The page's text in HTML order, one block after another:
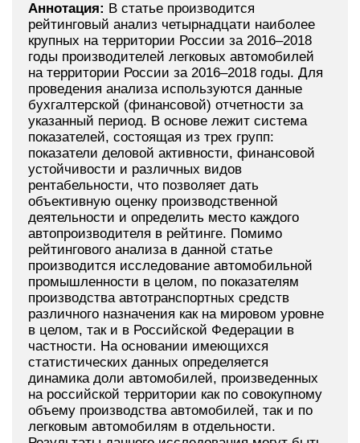
Аннотация: В статье производится
рейтинговый анализ четырнадцати наиболее
крупных на территории России за 2016–2018
годы производителей легковых автомобилей
на территории России за 2016–2018 годы. Для
проведения анализа используются данные
бухгалтерской (финансовой) отчетности за
указанный период. В основе лежит система
показателей, состоящая из трех групп:
показатели деловой активности, финансовой
устойчивости и различных видов
рентабельности, что позволяет дать
объективную оценку производственной
деятельности и определить место каждого
автопроизводителя в рейтинге. Помимо
рейтингового анализа в данной статье
производится исследование автомобильной
промышленности в целом, по показателям
производства автотранспортных средств
различного назначения как на мировом уровне
в целом, так и в Российской Федерации в
частности. На основании имеющихся
статистических данных определяется
динамика доли автомобилей, произведенных
на российской территории как по совокупному
объему производства автомобилей, так и по
легковым автомобилям в отдельности.